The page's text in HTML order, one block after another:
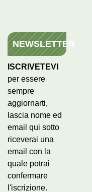
NEWSLETTER
ISCRIVETEVI
per essere
sempre
aggiornarti,
lascia nome ed
email qui sotto
riceverai una
email con la
quale potrai
confermare
l'iscrizione.